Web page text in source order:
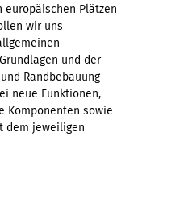
europäischen Plätzen
wir uns
und der
Randbebauung
neue Funktionen,
Komponenten sowie
dem jeweiligen